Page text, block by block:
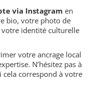
via Instagram en
bio, votre photo de
identité culturelle
votre ancrage local
N’hésitez pas à
correspond à votre